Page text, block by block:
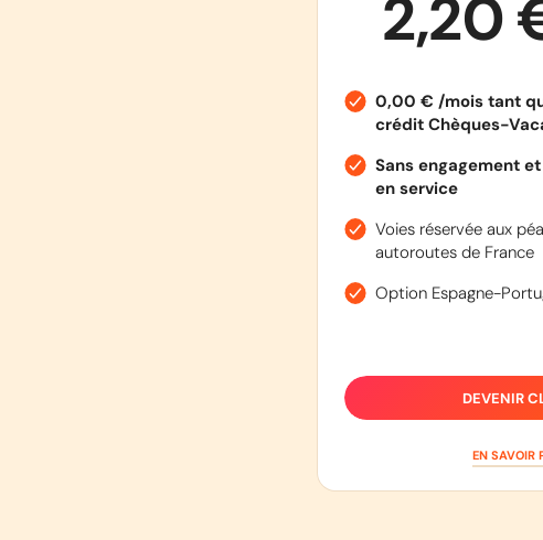
2,20
0,00 € /mois tant
crédit Chèques-
Sans engagement
en service
Voies réservée aux
autoroutes de France
Option Espagne-
DEVENIR
EN SAVOIR